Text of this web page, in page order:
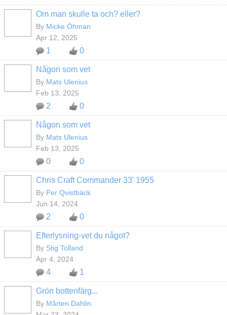
Om man skulle ta och? eller?
By Micke Öhman
Apr 12, 2025
1 0
Någon som vet
By Mats Ulenius
Feb 13, 2025
2 0
Någon som vet
By Mats Ulenius
Feb 13, 2025
0 0
Chris Craft Commander 33' 1955
By Per Qvistbäck
Jun 14, 2024
2 0
Efterlysning-vet du något?
By Stig Tolland
Apr 4, 2024
4 1
Grön bottenfärg...
By Mårten Dahlin